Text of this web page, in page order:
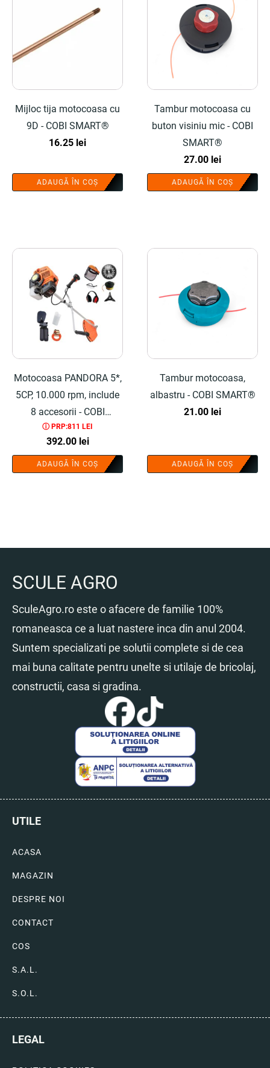
Mijloc tija motocoasa cu
9D - COBI SMART®
16.25 lei
ADAUGĂ ÎN COȘ
Tambur motocoasa cu
buton visiniu mic - COBI
SMART®
27.00 lei
ADAUGĂ ÎN COȘ
Motocoasa PANDORA 5*,
5CP, 10.000 rpm, include
8 accesorii - COBI
SMART®
ⓘ PRP:811 LEI
392.00 lei
ADAUGĂ ÎN COȘ
Tambur motocoasa,
albastru - COBI SMART®
21.00 lei
ADAUGĂ ÎN COȘ
SCULE AGRO
SculeAgro.ro este o afacere de familie 100%
romaneasca ce a luat nastere inca din anul 2004.
Suntem specializati pe solutii complete si de cea
mai buna calitate pentru unelte si utilaje de bricolaj,
constructii, casa si gradina.
UTILE
ACASA
MAGAZIN
DESPRE NOI
CONTACT
COS
S.A.L.
S.O.L.
LEGAL